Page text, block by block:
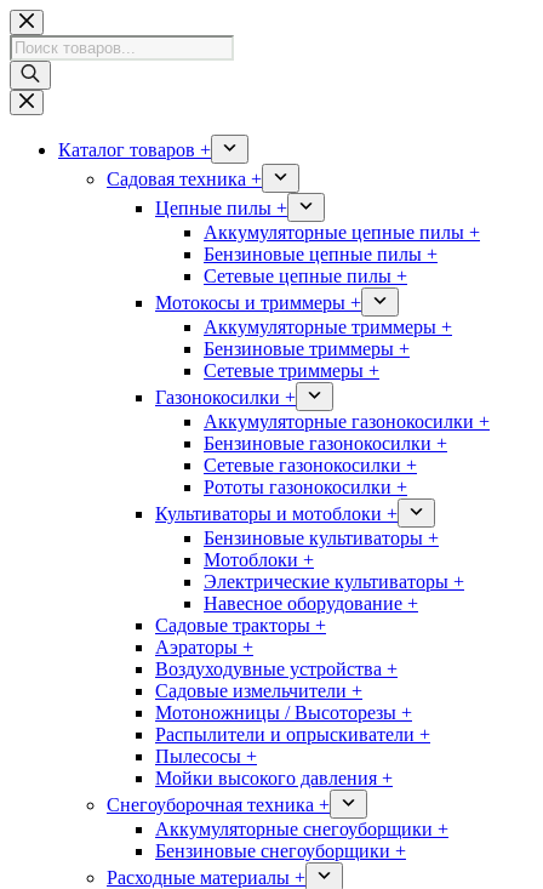
Перейти
к
сути
Поиск
товаров
Каталог товаров +
Садовая техника +
Цепные пилы +
Аккумуляторные цепные пилы +
Бензиновые цепные пилы +
Сетевые цепные пилы +
Мотокосы и триммеры +
Аккумуляторные триммеры +
Бензиновые триммеры +
Сетевые триммеры +
Газонокосилки +
Аккумуляторные газонокосилки +
Бензиновые газонокосилки +
Сетевые газонокосилки +
Рототы газонокосилки +
Культиваторы и мотоблоки +
Бензиновые культиваторы +
Мотоблоки +
Электрические культиваторы +
Навесное оборудование +
Садовые тракторы +
Аэраторы +
Воздуходувные устройства +
Садовые измельчители +
Мотоножницы / Высоторезы +
Распылители и опрыскиватели +
Пылесосы +
Мойки высокого давления +
Снегоуборочная техника +
Аккумуляторные снегоуборщики +
Бензиновые снегоуборщики +
Расходные материалы +